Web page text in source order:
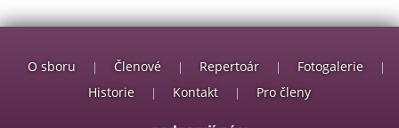
O sboru | Členové | Repertoár | Fotogalerie |
Historie | Kontakt | Pro členy